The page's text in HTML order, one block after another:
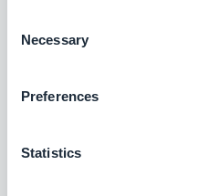
Selection
Necessary
Preferences
Statistics